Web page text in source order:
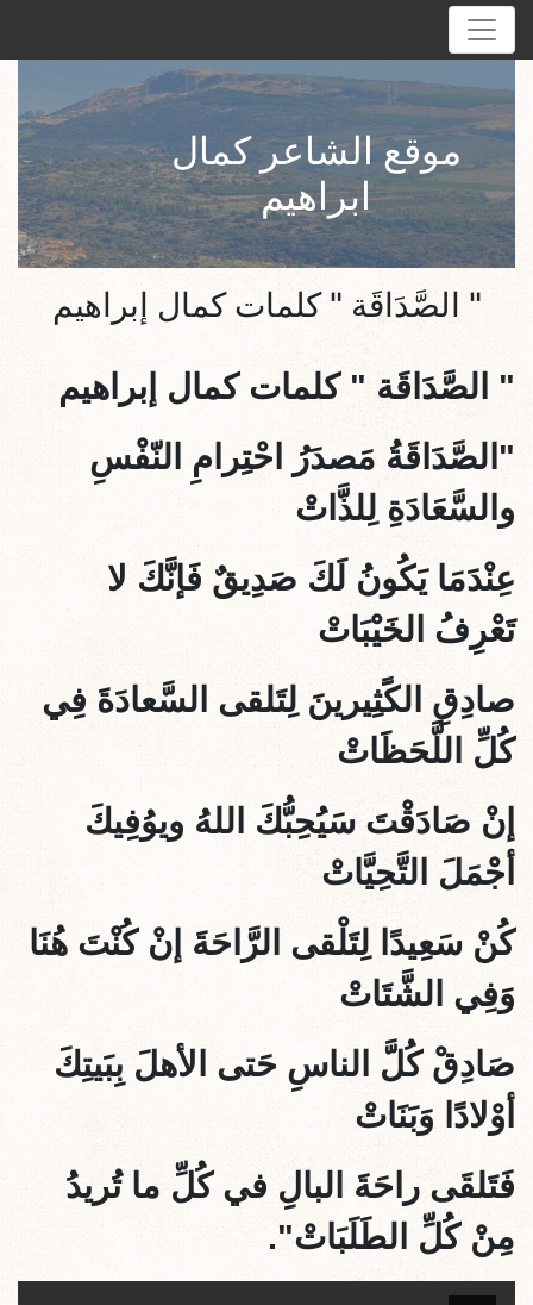
موقع الشاعر كمال
ابراهيم
" الصَّدَاقَة " كلمات كمال إبراهيم
" الصَّدَاقَة " كلمات كمال إبراهيم
"الصَّدَاقَةُ مَصدَرُ احْتِرامِ النّفْسِ
والسَّعَادَةِ لِلذَّاتْ
عِنْدَمَا يَكُونُ لَكَ صَدِيقٌ فَإنَّكَ لا
تَعْرِفُ الخَيْبَاتْ
صادِقِ الكًَثِيرينَ لِتَلقى السَّعادَةَ فِي
كُلِّ اللَّحَظَاتْ
إنْ صَادَقْتَ سَيُحِبُّكَ اللهُ ويوُفِيكَ
أجْمَلَ التَّحِيَّاتْ
كُنْ سَعِيدًا لِتَلْقى الرَّاحَةَ إنْ كُنْتَ هُنَا
وَفِي الشَّتَاتْ
صَادِقْ كُلَّ الناسِ حَتى الأهلَ بِبَيتِكَ
أوْلادًا وَبَنَاتْ
فَتَلقَى راحَةَ البالِ في كُلِّ ما تُريدُ
مِنْ كُلِّ الطَلَبَاتْ".